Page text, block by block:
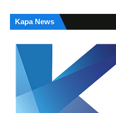
Kapa News